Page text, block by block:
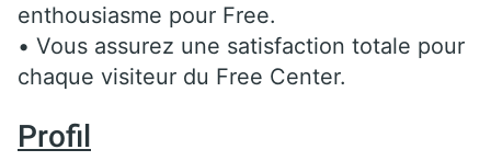
enthousiasme pour Free.
• Vous assurez une satisfaction totale pour
chaque visiteur du Free Center.
Profil